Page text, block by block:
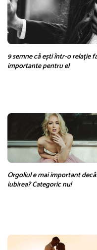
9 semne că ești într-o relație
importante pentru el
Orgoliul e mai important
iubirea? Categoric nu!